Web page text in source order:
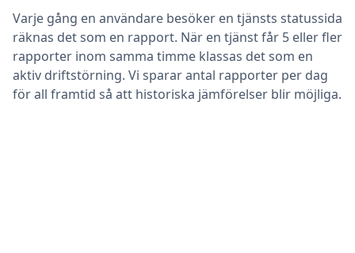
Varje gång en användare besöker en tjänsts statussida
räknas det som en rapport. När en tjänst får 5 eller fler
rapporter inom samma timme klassas det som en
aktiv driftstörning. Vi sparar antal rapporter per dag
för all framtid så att historiska jämförelser blir möjliga.